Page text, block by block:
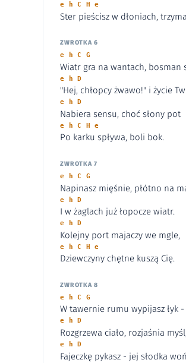
e h C H e
Ster pieścisz w dłoniach,
ZWROTKA 6
e h C G
Wiatr gra na wantach, bosman
e h D
"Hej, chłopcy żwawo!" i życie
e h D
Nabiera sensu, choć słony pot
e h C H e
Po karku spływa, boli bok.
ZWROTKA 7
e h C G
Napinasz mięśnie, płótno na
e h D
I w żaglach już łopocze wiatr.
e h D
Kolejny port majaczy we mgle,
e h C H e
Dziewczyny chętne kuszą Cię.
ZWROTKA 8
e h C G
W tawernie rumu wypijasz łyk -
e h D
Rozgrzewa ciało, rozjaśnia
e h D
Fajeczkę pykasz - jej słodka